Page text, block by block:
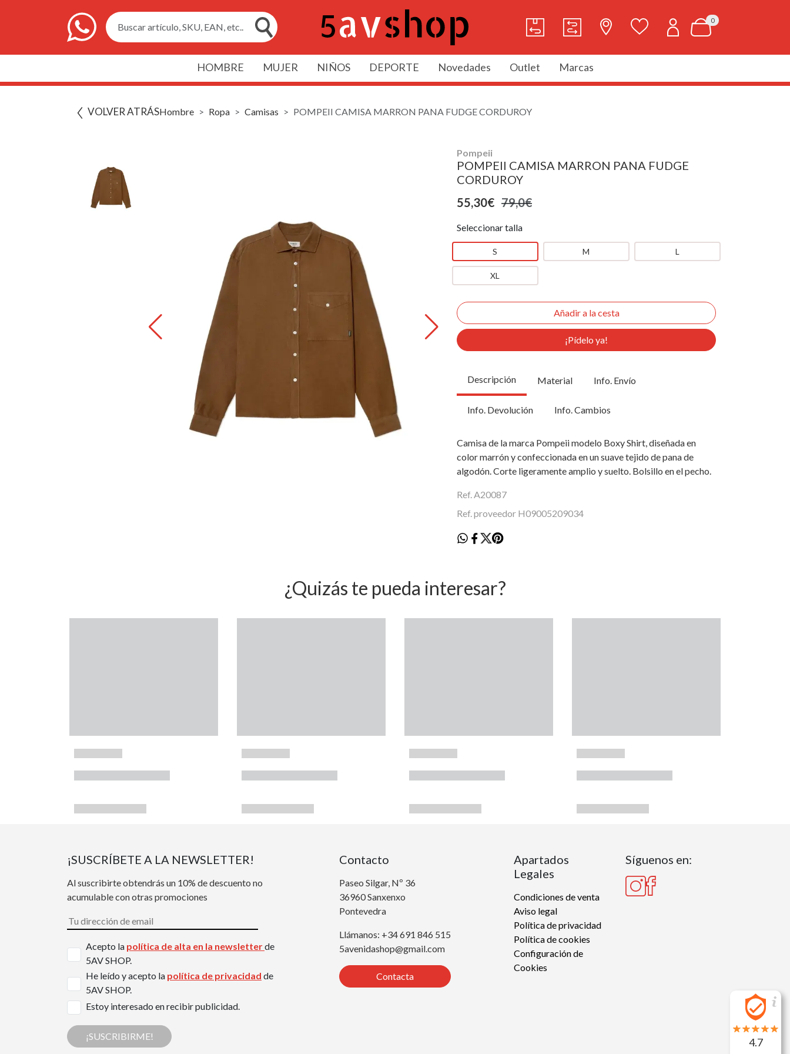
Buscar artículo, SKU, EAN, etc..
0
HOMBRE MUJER NIÑOS DEPORTE Novedades Outlet Marcas
VOLVER ATRÁSHombre Ropa Camisas POMPEII CAMISA MARRON PANA FUDGE CORDUROY
Pompeii
POMPEII CAMISA MARRON PANA FUDGE
CORDUROY
55,30€ 79,0€
Seleccionar talla
S M L
XL
¡Pídelo ya!
Descripción Material Info. Envío
Info. Devolución Info. Cambios
Camisa de la marca Pompeii modelo Boxy Shirt, diseñada en
color marrón y confeccionada en un suave tejido de pana de
algodón. Corte ligeramente amplio y suelto. Bolsillo en el pecho.
Ref. A20087
Ref. proveedor H09005209034
¿Quizás te pueda interesar?
¡SUSCRÍBETE A LA NEWSLETTER!
Al suscribirte obtendrás un 10% de descuento no
acumulable con otras promociones
Acepto la política de alta en la newsletterde
5AV SHOP.
He leído y acepto la política de privacidad de
5AV SHOP.
Estoy interesado en recibir publicidad.
¡SUSCRIBIRME!
Contacto
Paseo Silgar, Nº 36
36960 Sanxenxo
Pontevedra
Llámanos: +34 691 846 515
5avenidashop@gmail.com
Contacta
Apartados
Legales
Condiciones de venta
Aviso legal
Política de privacidad
Política de cookies
Configuración de
Cookies
Síguenos en:
4.7